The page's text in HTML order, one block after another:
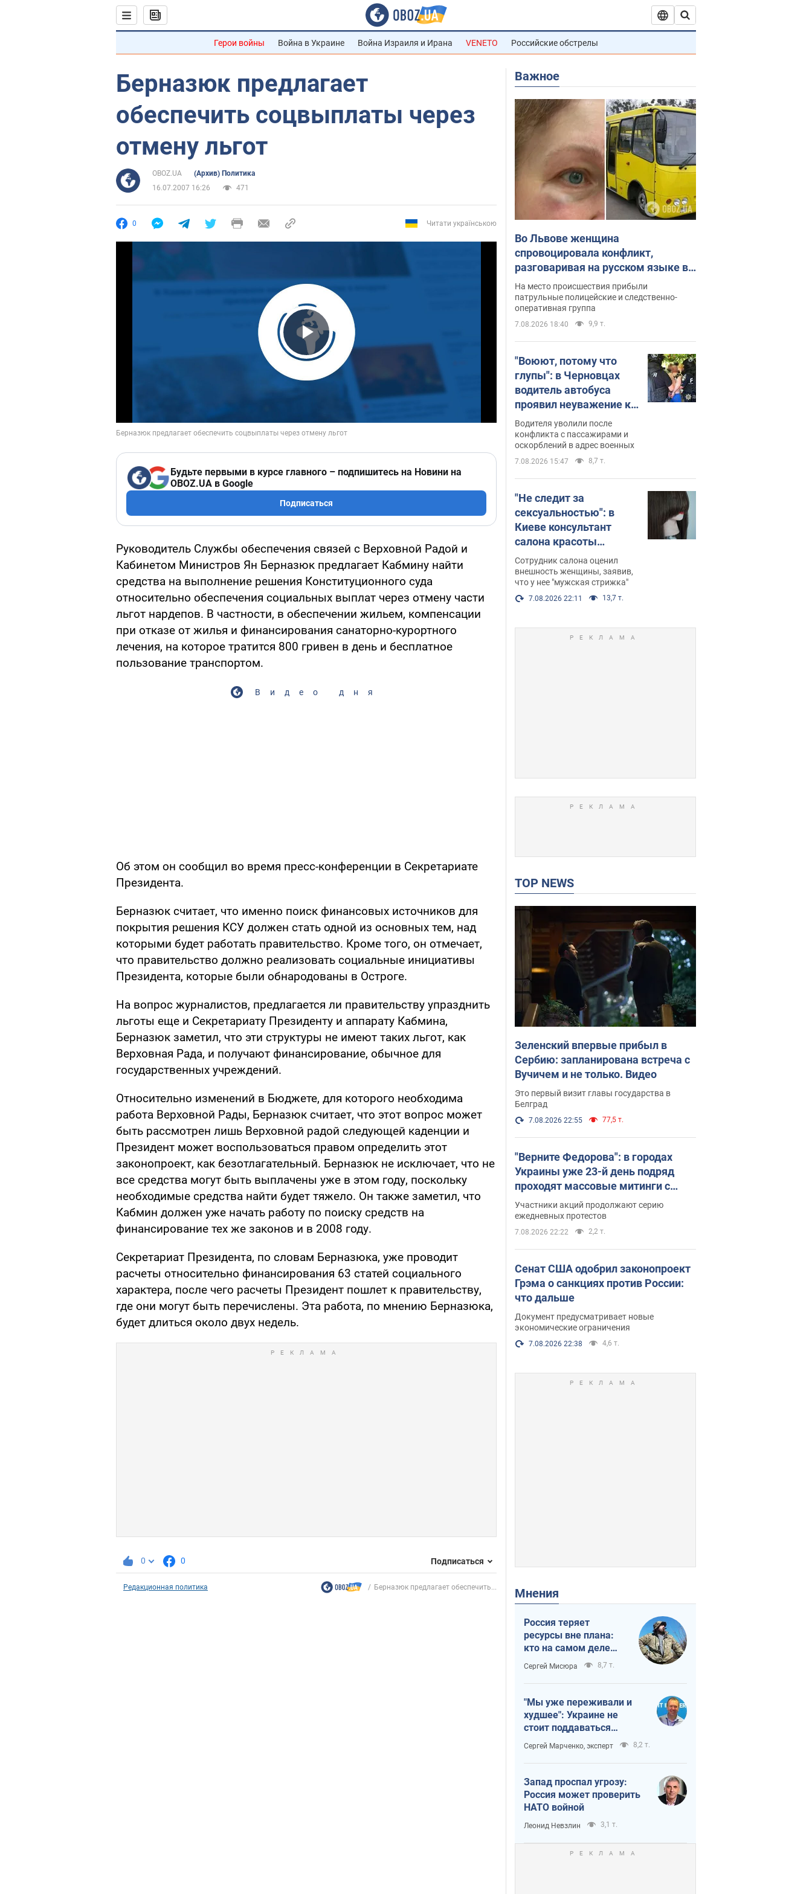
Герои войны Война в Украине Война Израиля и Ирана VENETO Российские обстрелы
Берназюк предлагает
обеспечить соцвыплаты через
отмену льгот
OBOZ.UA
(Архив) Политика
16.07.2007 16:26
471
0 Читати українською
Play Video
Будьте первыми в курсе главного – подпишитесь на Новини на
OBOZ.UA в Google
Подписаться
Руководитель Службы обеспечения связей с Верховной Радой и
Кабинетом Министров Ян Берназюк предлагает Кабмину найти
средства на выполнение решения Конституционного суда
относительно обеспечения социальных выплат через отмену части
льгот нардепов. В частности, в обеспечении жильем, компенсации
при отказе от жилья и финансирования санаторно-курортного
лечения, на которое тратится 800 гривен в день и бесплатное
пользование транспортом.
Видео дня
Об этом он сообщил во время пресс-конференции в Секретариате
Президента.
Берназюк считает, что именно поиск финансовых источников для
покрытия решения КСУ должен стать одной из основных тем, над
которыми будет работать правительство. Кроме того, он отмечает,
что правительство должно реализовать социальные инициативы
Президента, которые были обнародованы в Остроге.
На вопрос журналистов, предлагается ли правительству упразднить
льготы еще и Секретариату Президенту и аппарату Кабмина,
Берназюк заметил, что эти структуры не имеют таких льгот, как
Верховная Рада, и получают финансирование, обычное для
государственных учреждений.
Относительно изменений в Бюджете, для которого необходима
работа Верховной Рады, Берназюк считает, что этот вопрос может
быть рассмотрен лишь Верховной радой следующей каденции и
Президент может воспользоваться правом определить этот
законопроект, как безотлагательный. Берназюк не исключает, что не
все средства могут быть выплачены уже в этом году, поскольку
необходимые средства найти будет тяжело. Он также заметил, что
Кабмин должен уже начать работу по поиску средств на
финансирование тех же законов и в 2008 году.
Секретариат Президента, по словам Берназюка, уже проводит
расчеты относительно финансирования 63 статей социального
характера, после чего расчеты Президент пошлет к правительству,
где они могут быть перечислены. Эта работа, по мнению Берназюка,
будет длиться около двух недель.
0 0 Подписаться
Редакционная политика Берназюк предлагает обеспечить...
Важное
Во Львове женщина
спровоцировала конфликт,
разговаривая на русском языке в
маршрутке: полиция составила
административный протокол.
Видео
На место происшествия прибыли
патрульные полицейские и следственно-
оперативная группа
7.08.2026 18:40 9,9 т.
"Воюют, потому что
глупы": в Черновцах
водитель автобуса
проявил неуважение к
украинским военным и
поплатился за это.
Видео
Водителя уволили после
конфликта с пассажирами и
оскорблений в адрес военных
7.08.2026 15:47 8,7 т.
"Не следит за
сексуальностью": в
Киеве консультант
салона красоты
оскорбил женщину
после химиотерапии,
разгорелся скандал.
Фото
Сотрудник салона оценил
внешность женщины, заявив,
что у нее "мужская стрижка"
7.08.2026 22:11 13,7 т.
TOP NEWS
Зеленский впервые прибыл в
Сербию: запланирована встреча с
Вучичем и не только. Видео
Это первый визит главы государства в
Белград
7.08.2026 22:55 77,5 т.
"Верните Федорова": в городах
Украины уже 23-й день подряд
проходят массовые митинги с
плакатами. Фото и видео
Участники акций продолжают серию
ежедневных протестов
7.08.2026 22:22 2,2 т.
Сенат США одобрил законопроект
Грэма о санкциях против России:
что дальше
Документ предусматривает новые
экономические ограничения
7.08.2026 22:38 4,6 т.
Мнения
Россия теряет
ресурсы вне плана:
кто на самом деле
диктует темп войны
Сергей Мисюра 8,7 т.
"Мы уже переживали и
худшее": Украине не
стоит поддаваться
отчаянию из-за
ракетного террора
Сергей Марченко, эксперт 8,2 т.
Запад проспал угрозу:
Россия может проверить
НАТО войной
Леонид Невзлин 3,1 т.